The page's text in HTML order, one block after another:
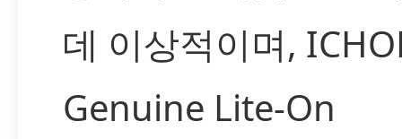
데 이상적이며,
Genuine Lite-On